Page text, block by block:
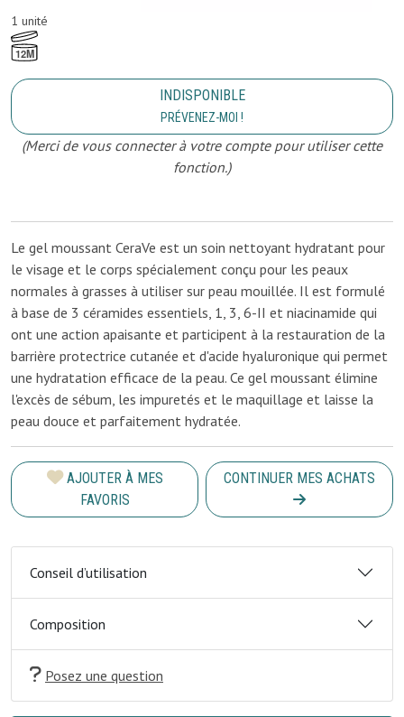
1 unité
12M
INDISPONIBLE
PRÉVENEZ-MOI !
(Merci de vous connecter à votre compte pour utiliser cette
fonction.)
Le gel moussant CeraVe est un soin nettoyant hydratant pour
le visage et le corps spécialement conçu pour les peaux
normales à grasses à utiliser sur peau mouillée. Il est formulé
à base de 3 céramides essentiels, 1, 3, 6-II et niacinamide qui
ont une action apaisante et participent à la restauration de la
barrière protectrice cutanée et d'acide hyaluronique qui permet
une hydratation efficace de la peau. Ce gel moussant élimine
l'excès de sébum, les impuretés et le maquillage et laisse la
peau douce et parfaitement hydratée.
AJOUTER À MES
FAVORIS
CONTINUER MES ACHATS
Conseil d’utilisation
Composition
Posez une question